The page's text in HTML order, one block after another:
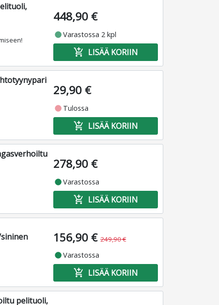
448,90 €
fiber_manual_recordVarastossa 2 kpl
add_shopping_cart LISÄÄ KORIIN
29,90 €
fiber_manual_record Tulossa
add_shopping_cart LISÄÄ KORIIN
278,90 €
fiber_manual_recordVarastossa
add_shopping_cart LISÄÄ KORIIN
156,90 € 249,90 €
fiber_manual_recordVarastossa
add_shopping_cart LISÄÄ KORIIN
pelituoli,